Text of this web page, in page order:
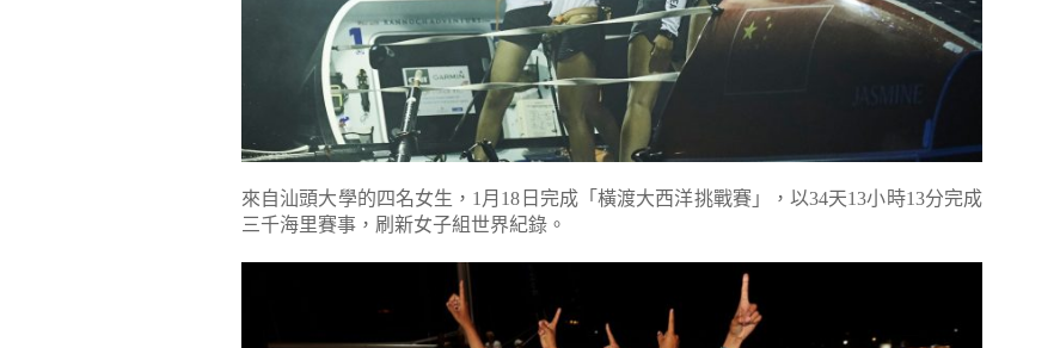
來自汕頭大學的四名女生，1月18日完成「橫渡大西洋挑戰賽」，以34天13小時13分完成
三千海里賽事，刷新女子組世界紀錄。